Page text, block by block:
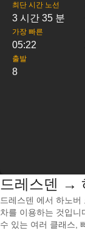
최단 시간 노선
3 시간 35 분
가장 빠른
05:22
출발
8
드레스덴 →
드레스덴 에서 하노
차를 이용하는 것입
수 있는 여러 클래스,